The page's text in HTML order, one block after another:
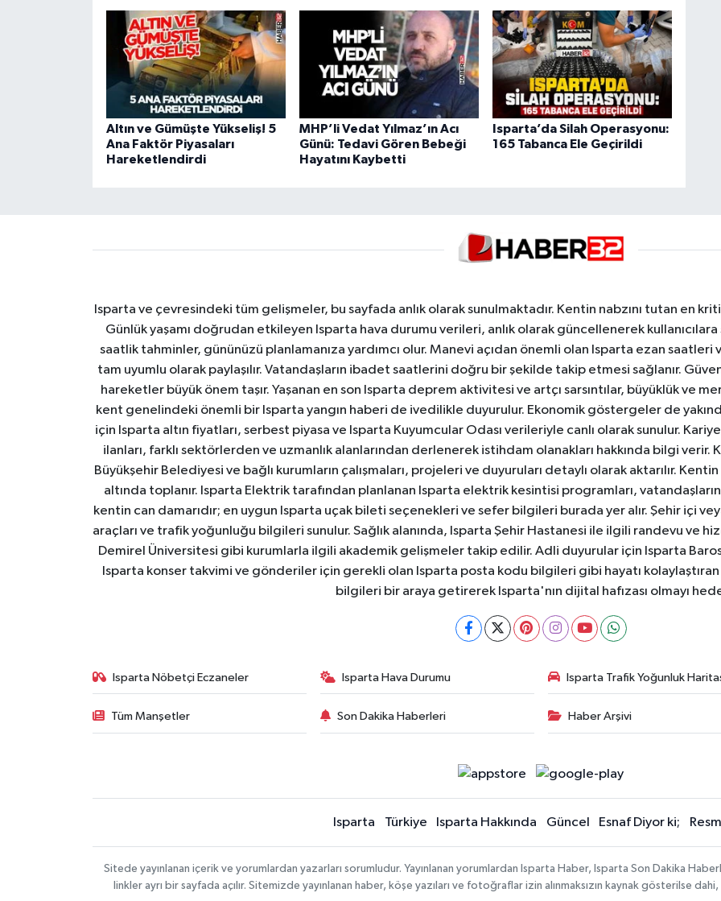
Altın ve Gümüşte Yükseliş! 5
Ana Faktör Piyasaları
Hareketlendirdi
MHP’li Vedat Yılmaz’ın Acı
Günü: Tedavi Gören Bebeği
Hayatını Kaybetti
Isparta’da Silah Operasyonu:
165 Tabanca Ele Geçirildi
Isparta ve çevresindeki tüm gelişmeler, bu sayfada anlık olarak sunulmaktadır. Kentin nabzını tutan en
Günlük yaşamı doğrudan etkileyen Isparta hava durumu verileri, anlık olarak güncellenerek
saatlik tahminler, gününüzü planlamanıza yardımcı olur. Manevi açıdan önemli olan Isparta ezan
tam uyumlu olarak paylaşılır. Vatandaşların ibadet saatlerini doğru bir şekilde takip etmesi sağlanır.
hareketler büyük önem taşır. Yaşanan en son Isparta deprem aktivitesi ve artçı sarsıntılar, büyüklük ve
kent genelindeki önemli bir Isparta yangın haberi de ivedilikle duyurulur. Ekonomik göstergeler de
için Isparta altın fiyatları, serbest piyasa ve Isparta Kuyumcular Odası verileriyle canlı olarak sunulur.
ilanları, farklı sektörlerden ve uzmanlık alanlarından derlenerek istihdam olanakları hakkında bilgi verir.
Büyükşehir Belediyesi ve bağlı kurumların çalışmaları, projeleri ve duyuruları detaylı olarak aktarılır.
altında toplanır. Isparta Elektrik tarafından planlanan Isparta elektrik kesintisi programları,
kentin can damarıdır; en uygun Isparta uçak bileti seçenekleri ve sefer bilgileri burada yer alır. Şehir içi
araçları ve trafik yoğunluğu bilgileri sunulur. Sağlık alanında, Isparta Şehir Hastanesi ile ilgili randevu ve
Demirel Üniversitesi gibi kurumlarla ilgili akademik gelişmeler takip edilir. Adli duyurular için Isparta
Isparta konser takvimi ve gönderiler için gerekli olan Isparta posta kodu bilgileri gibi hayatı
bilgileri bir araya getirerek Isparta'nın dijital hafızası olmayı
Isparta Nöbetçi Eczaneler Isparta Hava Durumu Isparta Trafik Yoğunluk
Tüm Manşetler Son Dakika Haberleri Haber Arşivi
Isparta Türkiye Isparta Hakkında Güncel Esnaf Diyor ki;
Sitede yayınlanan içerik ve yorumlardan yazarları sorumludur. Yayınlanan yorumlardan Isparta Haber, Isparta Son Dakika
linkler ayrı bir sayfada açılır. Sitemizde yayınlanan haber, köşe yazıları ve fotoğraflar izin alınmaksızın kaynak gösterilse